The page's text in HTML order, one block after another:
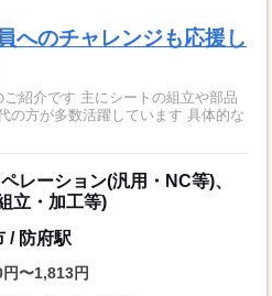
へのチャレンジも応援し
紹介です 主にシートの組立や部品
の方が多数活躍しています 具体的な
レーション(汎用・NC等)、
立・加工等)
/ 防府駅
〜1,813円